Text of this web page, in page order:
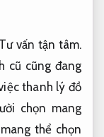
Tư vấn tận tâm.
cũ cũng đang
thanh lý đồ
chọn mang
thể chọn